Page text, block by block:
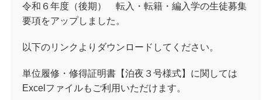
令和６年度（後期） 転入・転籍・編入学の生徒募集
要項をアップしました。
以下のリンクよりダウンロードしてください。
単位履修・修得証明書【泊夜３号様式】に関しては
Excelファイルもご利用いただけます。